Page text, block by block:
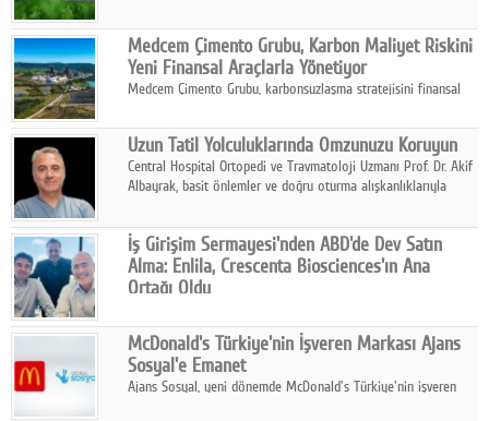
sahipliğinde gerçekleştirilecek.
Medcem Çimento Grubu, Karbon Maliyet Riskini
Yeni Finansal Araçlarla Yönetiyor
Medcem Çimento Grubu, karbonsuzlaşma stratejisini finansal
Uzun Tatil Yolculuklarında Omzunuzu Koruyun
Central Hospital Ortopedi ve Travmatoloji Uzmanı Prof. Dr. Akif
Albayrak, basit önlemler ve doğru oturma alışkanlıklarıyla
İş Girişim Sermayesi'nden ABD'de Dev Satın
Alma: Enlila, Crescenta Biosciences'ın Ana
Ortağı Oldu
stratejisini uluslararası ölçeğe taşıyan satın alma hamlesini
tamamladı.
McDonald's Türkiye'nin İşveren Markası Ajans
Sosyal'e Emanet
Ajans Sosyal, yeni dönemde McDonald's Türkiye'nin işveren